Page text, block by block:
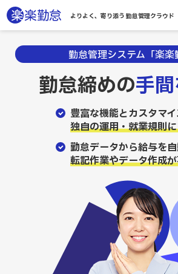
よりよく、寄り添う 勤怠管理クラウド
勤怠管理システム「楽楽
勤怠締めの手
豊富な機能とカスタマイ
独自の運用・就業規則
勤怠データから給与を自
転記作業やデータ作成